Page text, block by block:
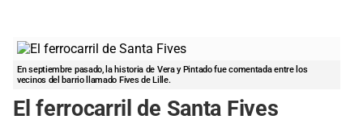
En septiembre pasado, la historia de Vera y Pintado fue comentada entre los
vecinos del barrio llamado Fives de Lille.
El ferrocarril de Santa Fives